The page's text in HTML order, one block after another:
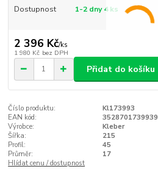
Dostupnost 1-2 dny 4 ks
2 396 Kč/ks
1 980 Kč bez DPH
Přidat do košíku
Číslo produktu:
Kl173993
EAN kód:
3528701739939
Výrobce:
Kleber
Šířka:
215
Profil:
45
Průměr:
17
Hlídat cenu / dostupnost